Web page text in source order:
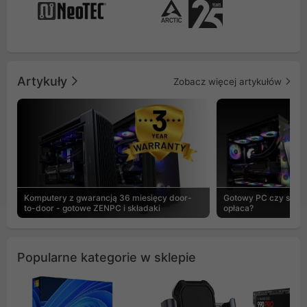
Artykuły Zobacz więcej artykułów
Komputery z gwarancją 36 miesięcy door-
to-door - gotowe ZENPC i składaki
Gotowy PC czy
opłaca?
Popularne kategorie w sklepie